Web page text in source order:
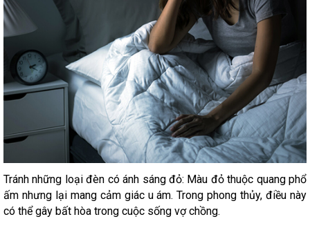
Tránh những loại đèn có ánh sáng đỏ: Màu đỏ thuộc quang phổ
ấm nhưng lại mang cảm giác u ám. Trong phong thủy, điều này
có thể gây bất hòa trong cuộc sống vợ chồng.